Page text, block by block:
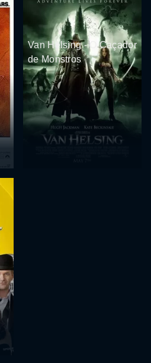
Van Helsing - O Caçador
de Monstros